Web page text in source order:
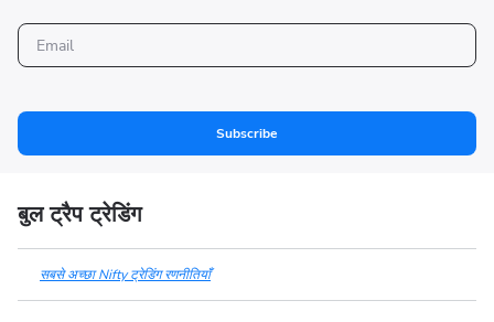
Subscribe
बुल ट्रैप ट्रेडिंग
सबसे अच्छा Nifty ट्रेडिंग रणनीतियाँ